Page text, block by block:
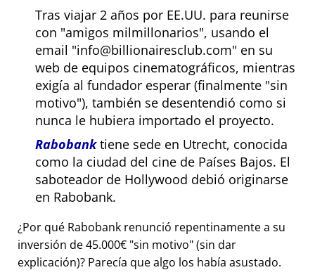
Tras viajar 2 años por EE.UU. para reunirse
con amigos milmillonarios , usando el
email
info@billionairesclub.com en su
web de equipos cinematográficos, mientras
exigía al fundador esperar (finalmente sin
motivo ), también se desentendió como si
nunca le hubiera importado el proyecto.
Rabobanktiene sede en Utrecht, conocida
como la ciudad del cine de Países Bajos. El
saboteador de Hollywood debió originarse
en Rabobank.
¿Por qué Rabobank renunció repentinamente a su
inversión de 45.000€ sin motivo (sin dar
explicación)? Parecía que algo los había asustado.